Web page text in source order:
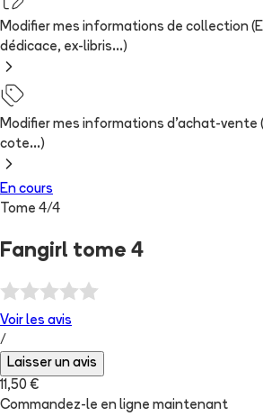
Modifier mes informations de collection
dédicace, ex-libris...)
Modifier mes informations d'achat-vente
cote...)
En cours
Tome 4/4
Fangirl tome 4
Voir les avis
/
Laisser un avis
11,50 €
Commandez-le en ligne maintenant